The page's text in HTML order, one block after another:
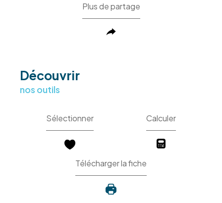
Plus de partage
découvrir
nos outils
Sélectionner Calculer
Télécharger la fiche